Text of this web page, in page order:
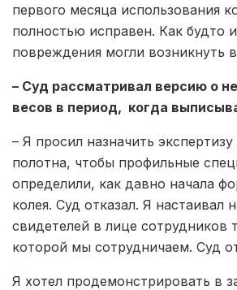
первого месяца использования
полностью исправен. Как будто
повреждения могли возникнуть
– Суд рассматривал версию о
весов в период, когда
– Я просил назначить
полотна, чтобы профильные
определили, как давно начала
колея. Суд отказал. Я настаивал
свидетелей в лице сотрудников
которой мы сотрудничаем. Суд
Я хотел продемонстрировать в